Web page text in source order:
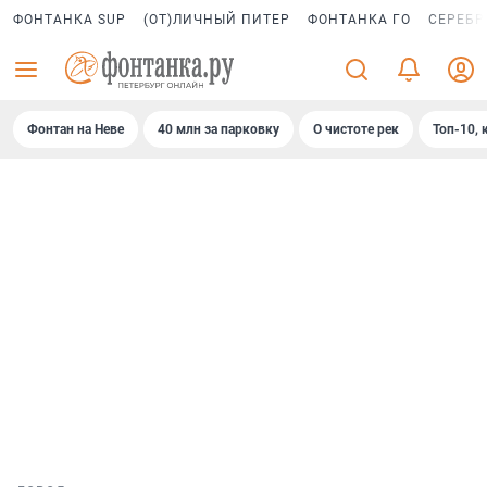
ФОНТАНКА SUP (ОТ)ЛИЧНЫЙ ПИТЕР ФОНТАНКА ГО
Фонтан на Неве 40 млн за парковку О чистоте рек Топ-10,